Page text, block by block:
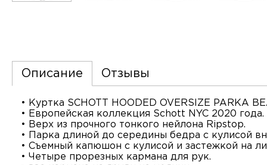
Описание Отзывы
• Куртка SCHOTT HOODED OVERSIZE PARKA
• Европейская коллекция Schott NYC 2020 года.
• Верх из прочного тонкого нейлона Ripstop.
• Парка длиной до середины бедра с кулисой
• Съемный капюшон с кулисой и застежкой на
• Четыре прорезных кармана для рук.